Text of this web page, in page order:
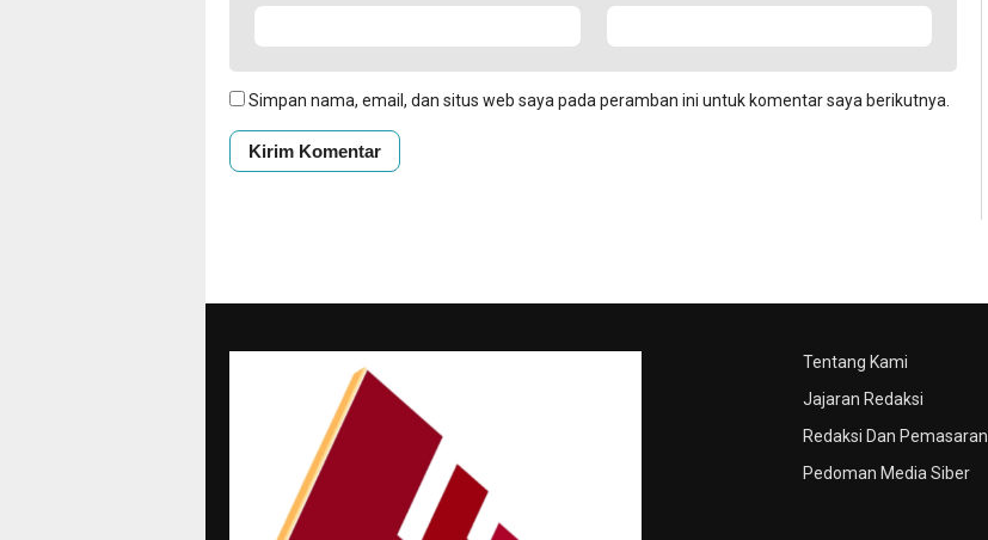
Simpan nama, email, dan situs web saya pada peramban ini untuk komentar saya berikutnya.
Tentang Kami
Jajaran Redaksi
Redaksi Dan Pemasaran
Pedoman Media Siber